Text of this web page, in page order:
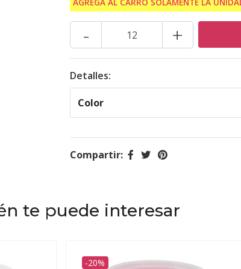
+
-
Detalles:
Color
Compartir:
te puede interesar
-20%